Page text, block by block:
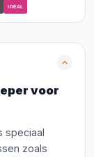
iDEAL
voor
speciaal
zoals